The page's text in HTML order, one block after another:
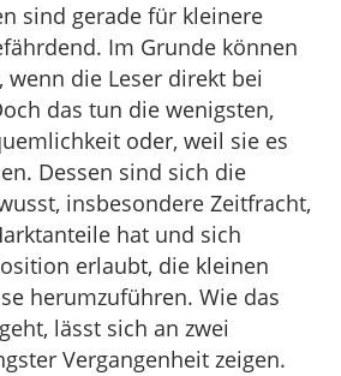
sind gerade für kleinere
Im Grunde können
die Leser direkt bei
das tun die wenigsten,
oder, weil sie es
Dessen sind sich die
insbesondere Zeitfracht,
hat und sich
erlaubt, die kleinen
herumzuführen. Wie das
lässt sich an zwei
Vergangenheit zeigen.